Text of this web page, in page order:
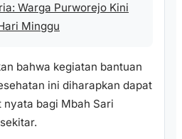
Warga Purworejo Kini
Minggu
bahwa kegiatan bantuan
ini diharapkan dapat
bagi Mbah Sari